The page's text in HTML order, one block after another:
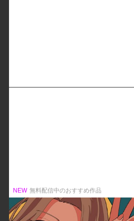
NEW 無料配信中のおすすめ作品